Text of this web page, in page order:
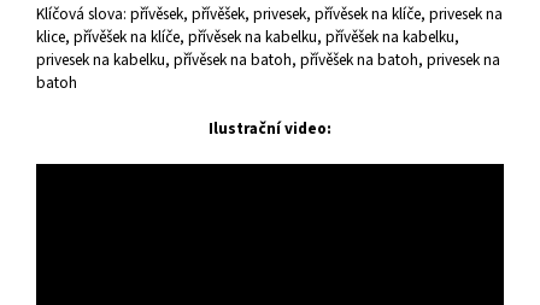
Klíčová slova: přívěsek, přívěšek, privesek, přívěsek na klíče, privesek na
klice, přívěšek na klíče, přívěsek na kabelku, přívěšek na kabelku,
privesek na kabelku, přívěsek na batoh, přívěšek na batoh, privesek na
batoh
Ilustrační video: